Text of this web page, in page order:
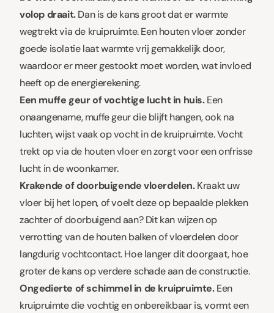
volop draait.Dan is de kans groot dat er warmte
wegtrekt via de kruipruimte. Een houten vloer zonder
goede isolatie laat warmte vrij gemakkelijk door,
waardoor er meer gestookt moet worden, wat invloed
heeft op de energierekening.
Een muffe geur of vochtige lucht in huis.Een
onaangename, muffe geur die blijft hangen, ook na
luchten, wijst vaak op vocht in de kruipruimte. Vocht
trekt op via de houten vloer en zorgt voor een onfrisse
lucht in de woonkamer.
Krakende of doorbuigende vloerdelen.Kraakt uw
vloer bij het lopen, of voelt deze op bepaalde plekken
zachter of doorbuigend aan? Dit kan wijzen op
verrotting van de houten balken of vloerdelen door
langdurig vochtcontact. Hoe langer dit doorgaat, hoe
groter de kans op verdere schade aan de constructie.
Ongedierte of schimmel in de kruipruimte.Een
kruipruimte die vochtig en onbereikbaar is, vormt een